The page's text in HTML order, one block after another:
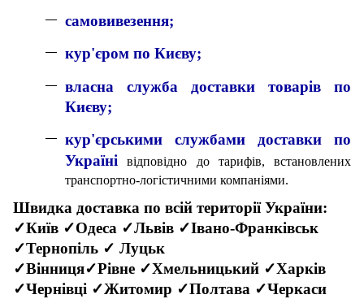
самовивезення;
кур'єром по Києву;
власна служба доставки товарів по
Києву;
кур'єрськими службами доставки по
Україні
відповідно до тарифів, встановлених
транспортно-логістичними компаніями.
Швидка доставка по всій території України:
✓Київ ✓Одеса ✓Львів ✓Івано-Франківськ
✓Тернопіль ✓ Луцьк
✓Вінниця✓Рівне ✓Хмельницький ✓Харків
✓Чернівці ✓Житомир ✓Полтава ✓Черкаси